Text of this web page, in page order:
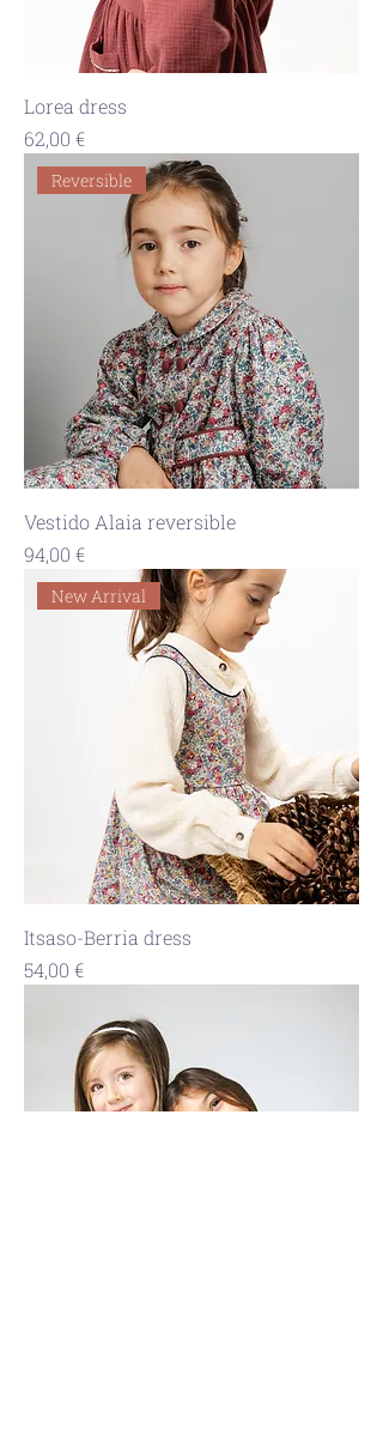
Lorea dress
Precio
62,00 €
Reversible
Vestido Alaia reversible
Precio
94,00 €
New Arrival
Itsaso-Berria dress
Precio
54,00 €